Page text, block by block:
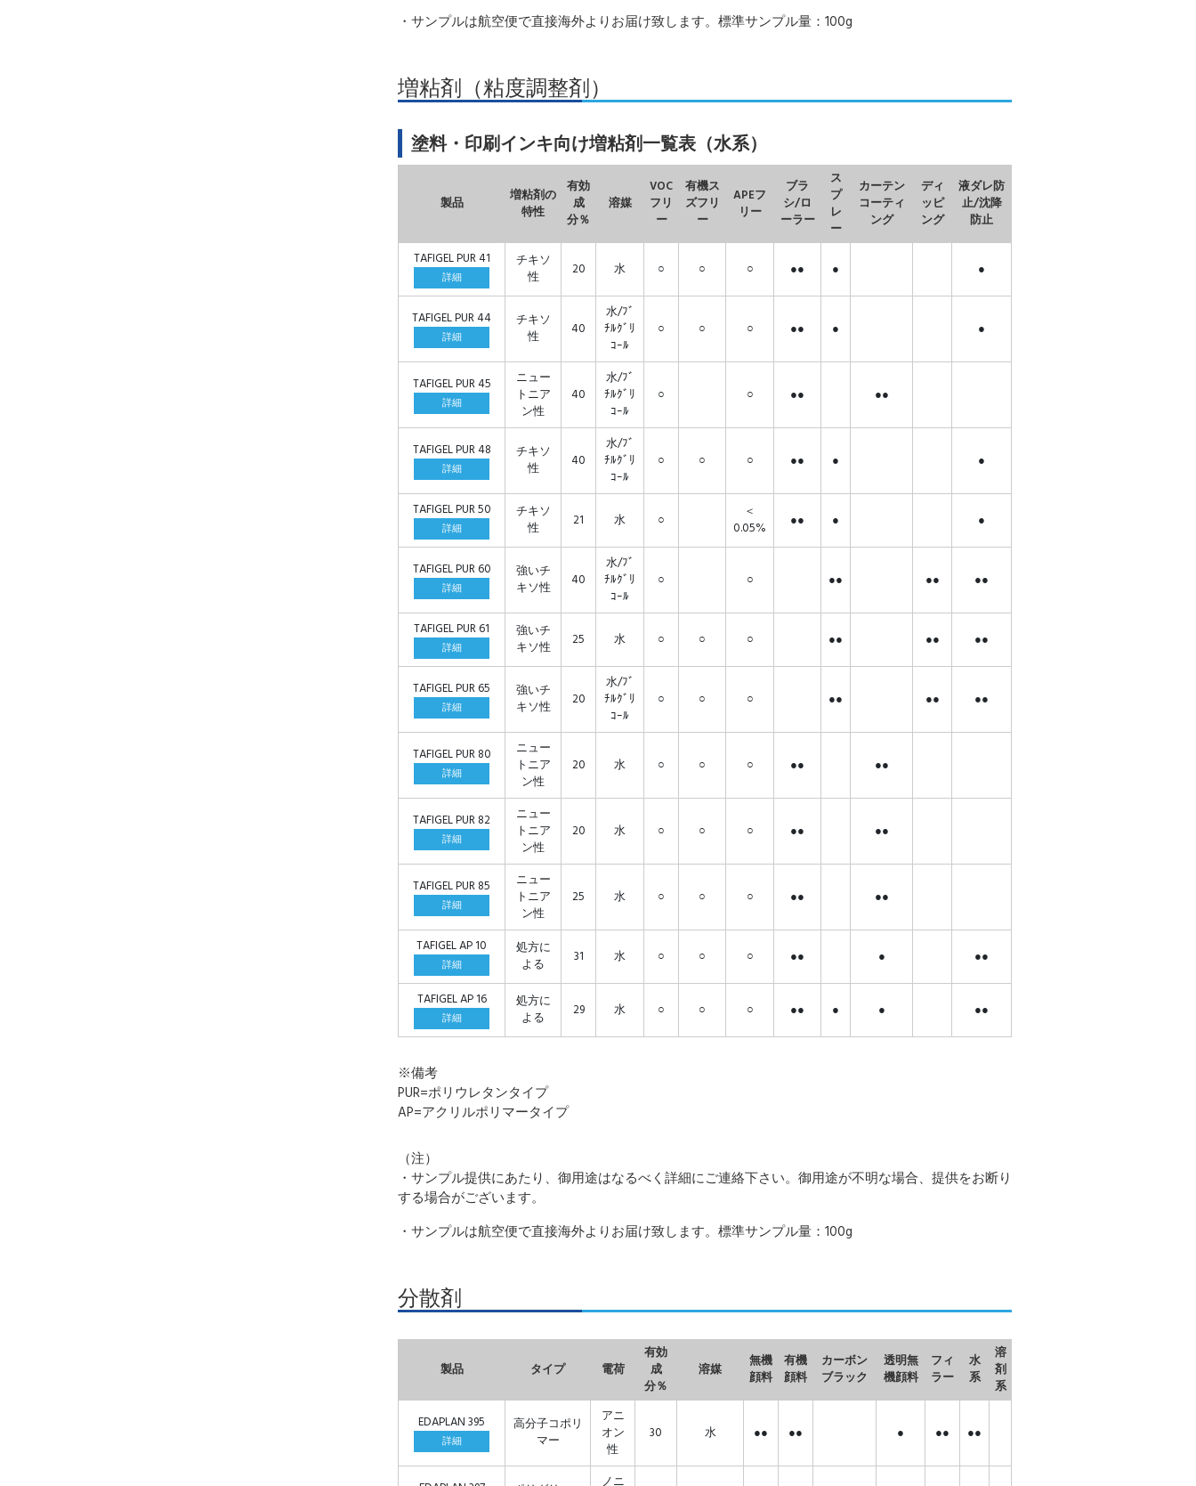
・サンプルは航空便で直接海外よりお届け致します。標準サンプル量：100g
増粘剤（粘度調整剤）
塗料・印刷インキ向け増粘剤一覧表（水系）
製品
増粘剤の
特性
有効
成
分％
溶媒
VOC
フリ
ー
有機ス
ズフリ
ー
APEフ
リー
ブラ
シ/ロ
ーラー
ス
プ
レ
ー
カーテン
コーティ
ング
ディ
ッピ
ング
液ダレ防
止/沈降
防止
TAFIGEL PUR 41
詳細
チキソ
性
20 水 ○ ○ ○ ●● ● ●
TAFIGEL PUR 44
詳細
チキソ
性
40
水/ﾌﾞ
ﾁﾙｸﾞﾘ
ｺｰﾙ
○ ○ ○ ●● ● ●
TAFIGEL PUR 45
詳細
ニュー
トニア
ン性
40
水/ﾌﾞ
ﾁﾙｸﾞﾘ
ｺｰﾙ
○ ○ ●● ●●
TAFIGEL PUR 48
詳細
チキソ
性
40
水/ﾌﾞ
ﾁﾙｸﾞﾘ
ｺｰﾙ
○ ○ ○ ●● ● ●
TAFIGEL PUR 50
詳細
チキソ
性
21 水 ○
＜
0.05%
●● ● ●
TAFIGEL PUR 60
詳細
強いチ
キソ性
40
水/ﾌﾞ
ﾁﾙｸﾞﾘ
ｺｰﾙ
○ ○ ●● ●● ●●
TAFIGEL PUR 61
詳細
強いチ
キソ性
25 水 ○ ○ ○ ●● ●● ●●
TAFIGEL PUR 65
詳細
強いチ
キソ性
20
水/ﾌﾞ
ﾁﾙｸﾞﾘ
ｺｰﾙ
○ ○ ○ ●● ●● ●●
TAFIGEL PUR 80
詳細
ニュー
トニア
ン性
20 水 ○ ○ ○ ●● ●●
TAFIGEL PUR 82
詳細
ニュー
トニア
ン性
20 水 ○ ○ ○ ●● ●●
TAFIGEL PUR 85
詳細
ニュー
トニア
ン性
25 水 ○ ○ ○ ●● ●●
TAFIGEL AP 10
詳細
処方に
よる
31 水 ○ ○ ○ ●● ● ●●
TAFIGEL AP 16
詳細
処方に
よる
29 水 ○ ○ ○ ●● ● ● ●●
※備考
PUR=ポリウレタンタイプ
AP=アクリルポリマータイプ
（注）
・サンプル提供にあたり、御用途はなるべく詳細にご連絡下さい。御用途が不明な場合、提供をお断り
する場合がございます。
・サンプルは航空便で直接海外よりお届け致します。標準サンプル量：100g
分散剤
製品 タイプ 電荷
有効
成
分％
溶媒
無機
顔料
有機
顔料
カーボン
ブラック
透明無
機顔料
フィ
ラー
水
系
溶
剤
系
EDAPLAN 395
詳細
高分子コポリ
マー
アニ
オン
性
30 水 ●● ●● ● ●● ●●
ノニ